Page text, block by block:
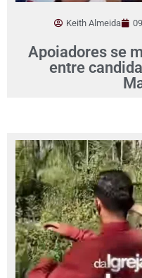
Keith Almeida
Apoiadores se
entre